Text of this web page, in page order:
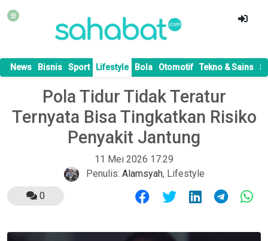
News Bisnis Sport Lifestyle Bola Otomotif Tekno & Sains
Pola Tidur Tidak Teratur
Ternyata Bisa Tingkatkan Risiko
Penyakit Jantung
11 Mei 2026 17:29
Penulis: Alamsyah, Lifestyle
0